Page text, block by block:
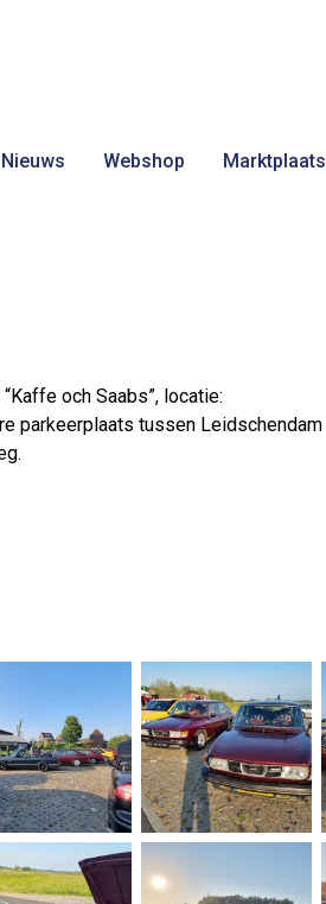
Nieuws Webshop Marktplaats
och Saabs”, locatie:
parkeerplaats tussen Leidschendam